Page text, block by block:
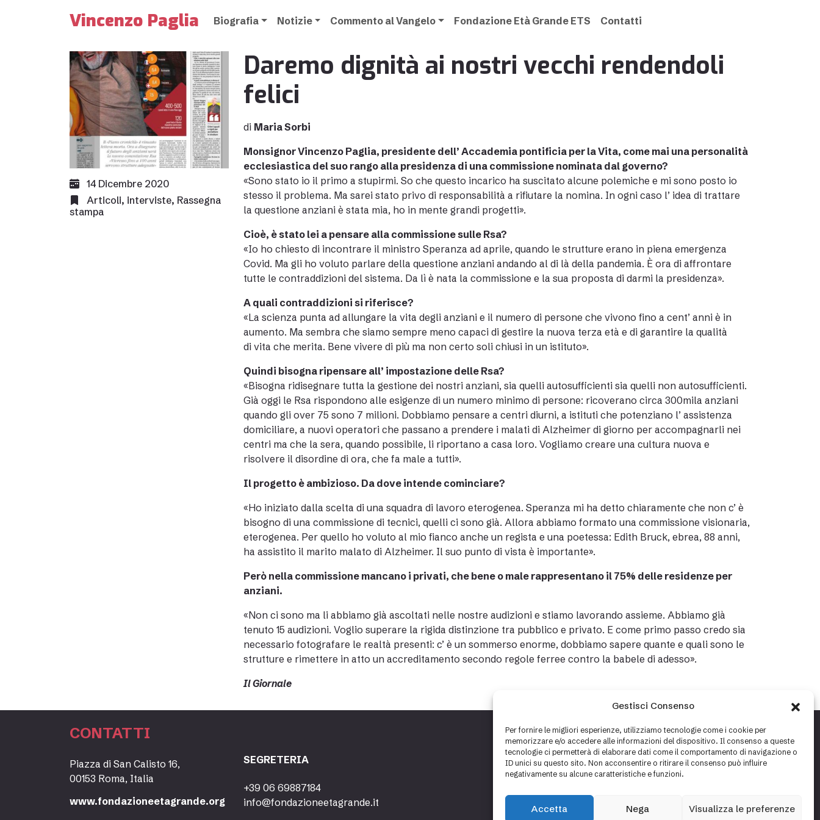
Gestisci Consenso
Per fornire le migliori esperienze, utilizziamo tecnologie come i cookie per
memorizzare e/o accedere alle informazioni del dispositivo. Il consenso a queste
tecnologie ci permetterà di elaborare dati come il comportamento di navigazione o
ID unici su questo sito. Non acconsentire o ritirare il consenso può influire
negativamente su alcune caratteristiche e funzioni.
Accetta Nega Visualizza le preferenze
Vincenzo Paglia Biografia Notizie Commento al Vangelo Fondazione Età Grande ETS Contatti
14 Dicembre 2020
Articoli, interviste, Rassegna
stampa
Daremo dignità ai nostri vecchi rendendoli
felici
di Maria Sorbi
MonsignorVincenzo Paglia, presidente dell’ Accademia pontificia per laVita, come mai una personalità
ecclesiastica del suo rango alla presidenza di una commissione nominata dal governo?
«Sono stato io il primo a stupirmi. So che questo incarico ha suscitato alcune polemiche e mi sono posto io
stesso il problema. Ma sarei stato privo di responsabilità a rifiutare la nomina. In ogni caso l’ idea di trattare
la questione anziani è stata mia, ho in mente grandi progetti».
Cioè, è stato lei a pensare alla commissione sulle Rsa?
«Io ho chiesto di incontrare il ministro Speranza ad aprile, quando le strutture erano in piena emergenza
Covid. Ma gli ho voluto parlare della questione anziani andando al di là della pandemia. È ora di affrontare
tutte le contraddizioni del sistema. Da lì è nata la commissione e la sua proposta di darmi la presidenza».
A quali contraddizioni si riferisce?
«La scienza punta ad allungare la vita degli anziani e il numero di persone che vivono fino a cent’ anni è in
aumento. Ma sembra che siamo sempre meno capaci di gestire la nuova terza età e di garantire la qualità
di vita che merita. Bene vivere di più ma non certo soli chiusi in un istituto».
Quindi bisogna ripensare all’ impostazione delle Rsa?
«Bisogna ridisegnare tutta la gestione dei nostri anziani, sia quelli autosufficienti sia quelli non autosufficienti.
Già oggi le Rsa rispondono alle esigenze di un numero minimo di persone: ricoverano circa 300mila anziani
quando gli over 75 sono 7 milioni. Dobbiamo pensare a centri diurni, a istituti che potenziano l’ assistenza
domiciliare, a nuovi operatori che passano a prendere i malati di Alzheimer di giorno per accompagnarli nei
centri ma che la sera, quando possibile, li riportano a casa loro. Vogliamo creare una cultura nuova e
risolvere il disordine di ora, che fa male a tutti».
Il progetto è ambizioso. Da dove intende cominciare?
«Ho iniziato dalla scelta di una squadra di lavoro eterogenea. Speranza mi ha detto chiaramente che non c’ è
bisogno di una commissione di tecnici, quelli ci sono già. Allora abbiamo formato una commissione visionaria,
eterogenea. Per quello ho voluto al mio fianco anche un regista e una poetessa: Edith Bruck, ebrea, 88 anni,
ha assistito il marito malato di Alzheimer. Il suo punto di vista è importante».
Però nella commissione mancano i privati, che bene o male rappresentano il 75% delle residenze per
anziani.
«Non ci sono ma li abbiamo già ascoltati nelle nostre audizioni e stiamo lavorando assieme. Abbiamo già
tenuto 15 audizioni. Voglio superare la rigida distinzione tra pubblico e privato. E come primo passo credo sia
necessario fotografare le realtà presenti: c’ è un sommerso enorme, dobbiamo sapere quante e quali sono le
strutture e rimettere in atto un accreditamento secondo regole ferree contro la babele di adesso».
Il Giornale
CONTATTI
Piazza di San Calisto 16,
00153 Roma, Italia
www.fondazioneetagrande.org
SEGRETERIA
+39 06 69887184
info@fondazioneetagrande.it